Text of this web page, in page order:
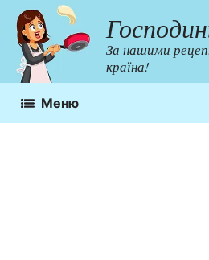
Перейти
до
контенту
За нашими
країна!
Меню